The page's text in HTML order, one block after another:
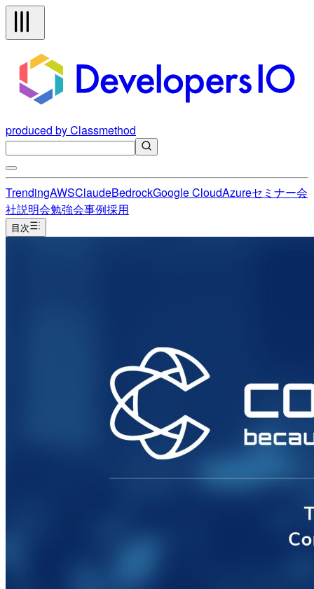
produced by Classmethod
TrendingAWSClaudeBedrockGoogle CloudAzureセミナー会
社説明会勉強会事例採用
目次